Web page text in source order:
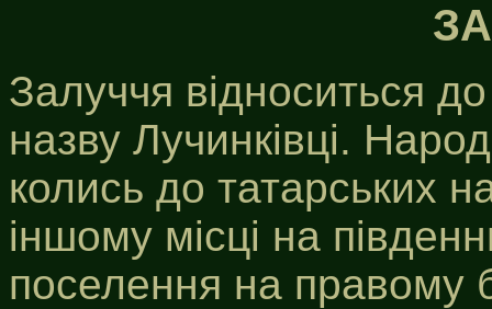
Залуччя відноситься
назву Лучинківці.
колись до татарських
іншому місці на
поселення на правому